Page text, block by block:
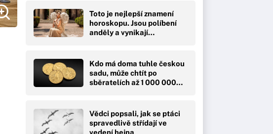
Toto je nejlepší znamení
horoskopu. Jsou políbení
anděly a vynikají…
Kdo má doma tuhle českou
sadu, může chtít po
sběratelích až 1 000 000…
Vědci popsali, jak se ptáci
spravedlivě střídají ve
vedení hejna